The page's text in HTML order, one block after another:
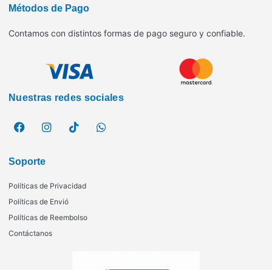
Métodos de Pago
Contamos con distintos formas de pago seguro y confiable.
Nuestras redes sociales
Soporte
Políticas de Privacidad
Políticas de Envió
Políticas de Reembolso
Contáctanos